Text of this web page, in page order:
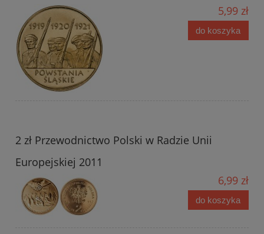
5,99 zł
do koszyka
2 zł Przewodnictwo Polski w Radzie Unii
Europejskiej 2011
6,99 zł
do koszyka